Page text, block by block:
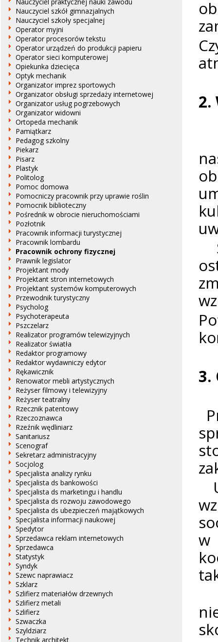
Nauczyciel praktycznej nauki zawodu
Nauczyciel szkół gimnazjalnych
Nauczyciel szkoły specjalnej
Operator myjni
Operator procesorów tekstu
Operator urządzeń do produkcji papieru
Operator sieci komputerowej
Opiekunka dziecięca
Optyk mechanik
Organizator imprez sportowych
Organizator obsługi sprzedaży internetowej
Organizator usług pogrzebowych
Organizator widowni
Ortopeda mechanik
Pamiątkarz
Pedagog szkolny
Piekarz
Pisarz
Plastyk
Politolog
Pomoc domowa
Pomocniczy pracownik przy uprawie roślin
Pomocnik biblioteczny
Pośrednik w obrocie nieruchomościami
Pozłotnik
Pracownik informacji turystycznej
Pracownik lombardu
Pracownik ochrony fizycznej
Prawnik legislator
Projektant mody
Projektant stron internetowych
Projektant systemów komputerowych
Przewodnik turystyczny
Psycholog
Psychoterapeuta
Pszczelarz
Realizator programów telewizyjnych
Realizator światła
Redaktor programowy
Redaktor wydawniczy edytor
Rękawicznik
Renowator mebli artystycznych
Reżyser filmowy i telewizyjny
Reżyser teatralny
Rzecznik patentowy
Rzeczoznawca
Rzeźnik wędliniarz
Sanitariusz
Scenograf
Sekretarz administracyjny
Socjolog
Specjalista analizy rynku
Specjalista ds bankowości
Specjalista ds marketingu i handlu
Specjalista ds rozwoju zawodowego
Specjalista ds ubezpieczeń majątkowych
Specjalista informacji naukowej
Spedytor
Sprzedawca reklam internetowych
Sprzedawca
Statystyk
Syndyk
Szewc naprawiacz
Szklarz
Szlifierz materiałów drzewnych
Szlifierz metali
Szlifierz
Szwaczka
Szyldziarz
Technik architekt
2.
3.
w